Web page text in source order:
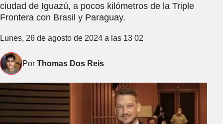
ciudad de Iguazú, a pocos kilómetros de la Triple
Frontera con Brasil y Paraguay.
Lunes, 26 de agosto de 2024 a las 13 02
Por Thomas Dos Reis